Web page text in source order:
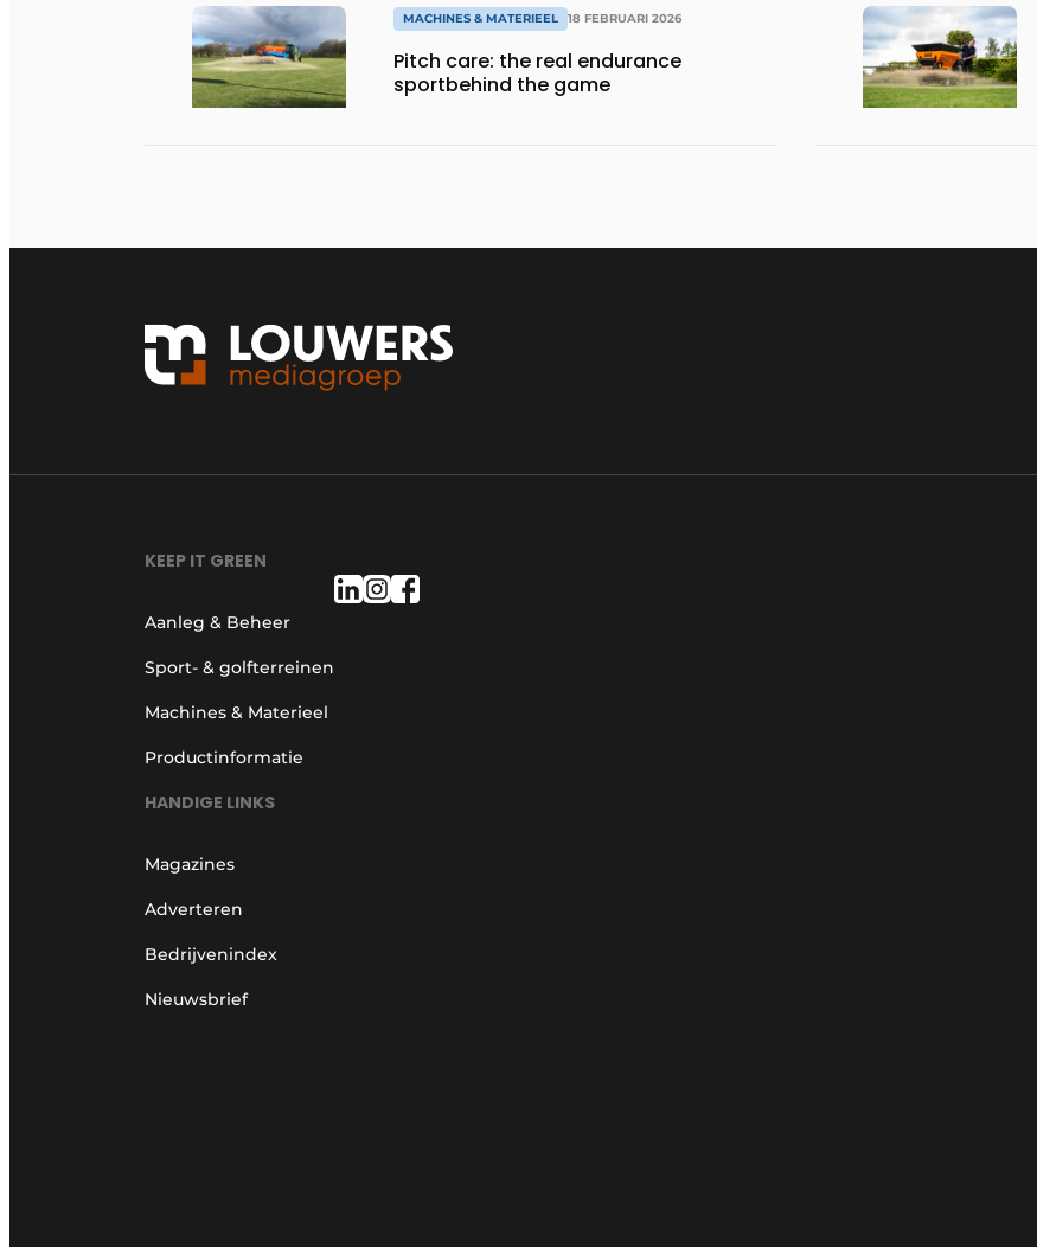
MACHINES & MATERIEEL 18 FEBRUARI 2026
Pitch care: the real endurance
sportbehind the game
KEEP IT GREEN
Aanleg & Beheer
Sport- & golfterreinen
Machines & Materieel
Productinformatie
HANDIGE LINKS
Magazines
Adverteren
Bedrijvenindex
Nieuwsbrief